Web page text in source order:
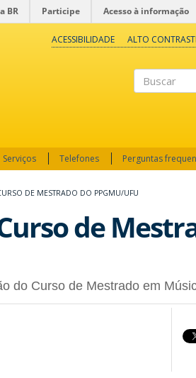
BR Participe Acesso à informação
ACESSIBILIDADE ALTO
Serviços Telefones Perguntas
DE MESTRADO DO PPGMU/UFU
de
do Curso de Mestrado em